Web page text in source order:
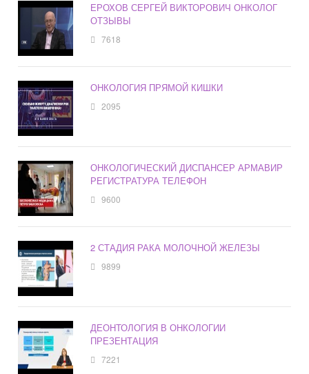
ЕРОХОВ СЕРГЕЙ ВИКТОРОВИЧ ОНКОЛОГ
ОТЗЫВЫ
7618
ОНКОЛОГИЯ ПРЯМОЙ КИШКИ
2095
ОНКОЛОГИЧЕСКИЙ ДИСПАНСЕР АРМАВИР
РЕГИСТРАТУРА ТЕЛЕФОН
9600
2 СТАДИЯ РАКА МОЛОЧНОЙ ЖЕЛЕЗЫ
9899
ДЕОНТОЛОГИЯ В ОНКОЛОГИИ
ПРЕЗЕНТАЦИЯ
7221